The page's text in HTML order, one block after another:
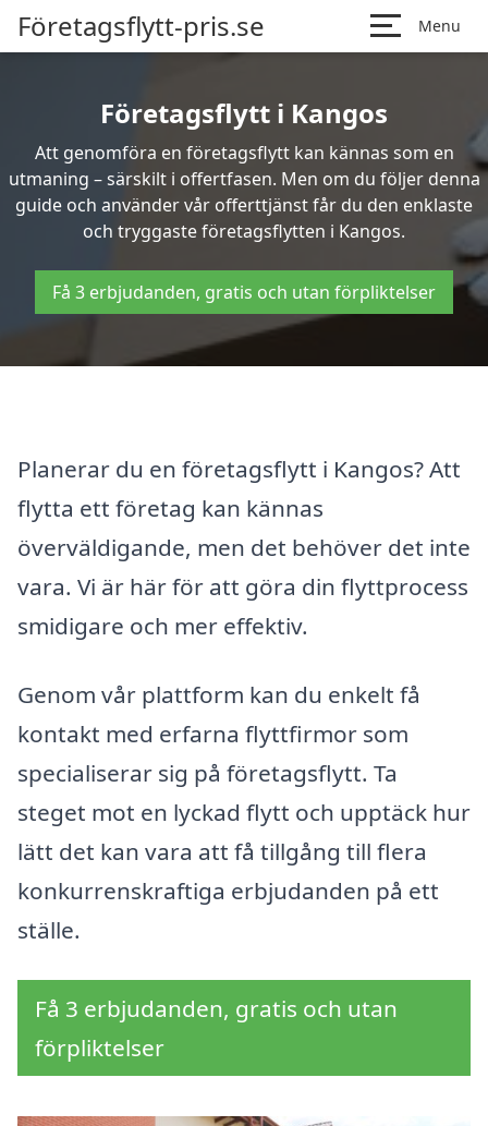
Företagsflytt-pris.se Menu
Företagsflytt i Kangos
Att genomföra en företagsflytt kan kännas som en
utmaning – särskilt i offertfasen. Men om du följer denna
guide och använder vår offerttjänst får du den enklaste
och tryggaste företagsflytten i Kangos.
Få 3 erbjudanden, gratis och utan förpliktelser
Planerar du en företagsflytt i Kangos? Att
flytta ett företag kan kännas
överväldigande, men det behöver det inte
vara. Vi är här för att göra din flyttprocess
smidigare och mer effektiv.
Genom vår plattform kan du enkelt få
kontakt med erfarna flyttfirmor som
specialiserar sig på företagsflytt. Ta
steget mot en lyckad flytt och upptäck hur
lätt det kan vara att få tillgång till flera
konkurrenskraftiga erbjudanden på ett
ställe.
Få 3 erbjudanden, gratis och utan
förpliktelser